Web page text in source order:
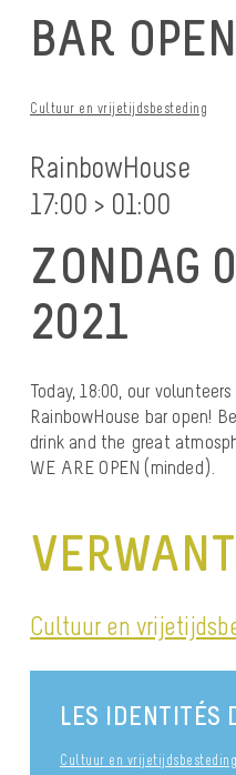
BAR
Cultuur en vrijetijdsbesteding
RainbowHouse
17:00 > 01:00
ZONDAG
2021
Today, 18:00, our
RainbowHouse bar open!
drink and the great
WE ARE OPEN (minded).
VERWANT
Cultuur en
LES IDENTITÉS
Cultuur en vrijetijdsbesteding